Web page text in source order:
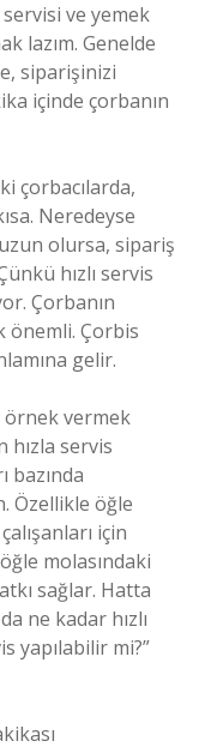
ve yemek
lazım. Genelde
siparişinizi
içinde çorbanın
çorbacılarda,
Neredeyse
olursa, sipariş
hızlı servis
Çorbanın
önemli. Çorbis
gelir.
örnek vermek
hızla servis
bazında
Özellikle öğle
için
molasındaki
sağlar. Hatta
ne kadar hızlı
yapılabilir mi?”